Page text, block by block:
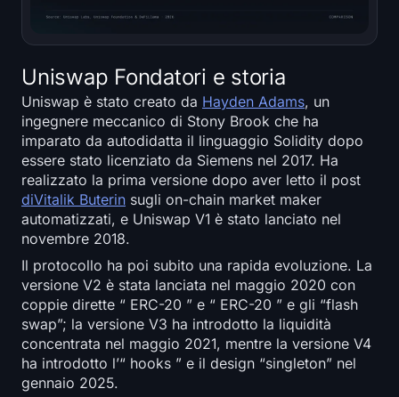
Uniswap Fondatori e storia
Uniswap è stato creato da Hayden Adams, un
ingegnere meccanico di Stony Brook che ha
imparato da autodidatta il linguaggio Solidity dopo
essere stato licenziato da Siemens nel 2017. Ha
realizzato la prima versione dopo aver letto il post
diVitalik Buterin sugli on-chain market maker
automatizzati, e Uniswap V1 è stato lanciato nel
novembre 2018.
Il protocollo ha poi subito una rapida evoluzione. La
versione V2 è stata lanciata nel maggio 2020 con
coppie dirette “ ERC-20 ” e “ ERC-20 ” e gli “flash
swap”; la versione V3 ha introdotto la liquidità
concentrata nel maggio 2021, mentre la versione V4
ha introdotto l’“ hooks ” e il design “singleton” nel
gennaio 2025.